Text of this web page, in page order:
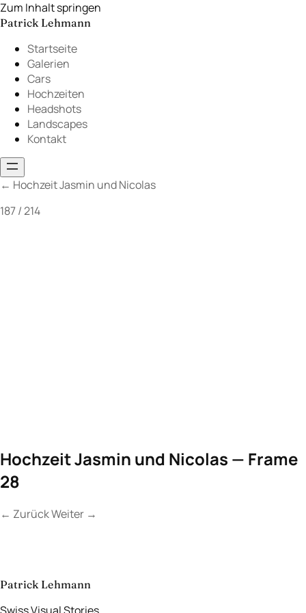
Zum Inhalt springen
Patrick Lehmann
Startseite
Galerien
Cars
Hochzeiten
Headshots
Landscapes
Kontakt
← Hochzeit Jasmin und Nicolas
187 / 214
Hochzeit Jasmin und Nicolas — Frame
28
← ZurückWeiter →
aufnehmen→
Patrick Lehmann